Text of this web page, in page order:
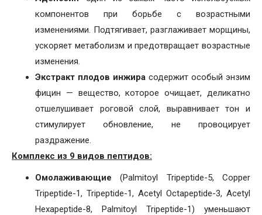
компонентов при борьбе с возрастными
изменениями. Подтягивает, разглаживает морщины,
ускоряет метаболизм и предотвращает возрастные
изменения.
Экстракт плодов инжира содержит особый энзим
фицин — вещество, которое очищает, деликатно
отшелушивает роговой слой, выравнивает тон и
стимулирует обновление, не провоцирует
раздражение.
Комплекс из 9 видов пептидов:
Омолаживающие(Palmitoyl Tripeptide-5, Copper
Tripeptide-1, Tripeptide-1, Acetyl Octapeptide-3, Acetyl
Hexapeptide-8, Palmitoyl Tripeptide-1) уменьшают